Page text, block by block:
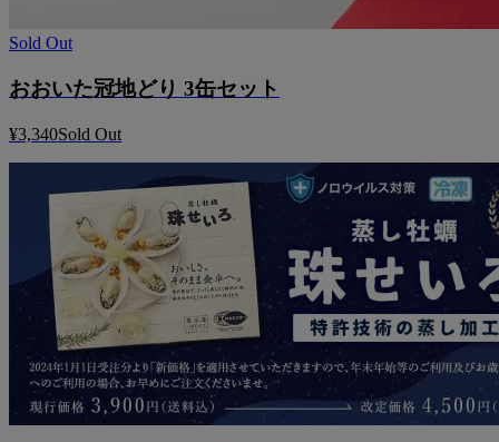
Sold Out
おおいた冠地どり 3缶セット
¥3,340Sold Out